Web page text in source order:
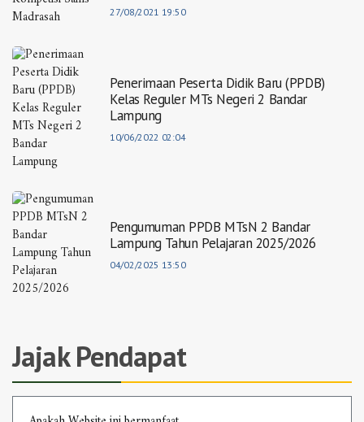
27/08/2021 19:50
Penerimaan Peserta Didik Baru (PPDB)
Kelas Reguler MTs Negeri 2 Bandar
Lampung
10/06/2022 02:04
Pengumuman PPDB MTsN 2 Bandar
Lampung Tahun Pelajaran 2025/2026
04/02/2025 13:50
Jajak Pendapat